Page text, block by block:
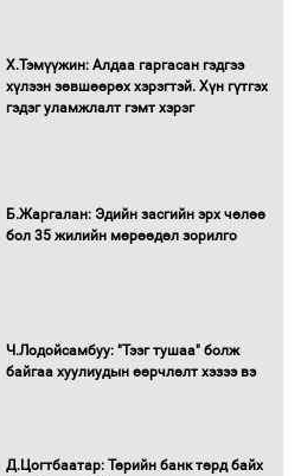
Санхүүгийн хэмнэлтийн горимд эрүүл
мэндийн салбар хамаарахгүй
Нөөцийн махны худалдаа,
борлуулалтыг нээлттэй ил тод
Монгол Улс “COP17”-д “Тал хээрийн
төлөвлөгөө”-гөө танилцуулна
Х.Тэмүүжин: Алдаа гаргасан гэдгээ
хүлээн зөвшөөрөх хэрэгтэй. Хүн гүтгэх
гэдэг уламжлалт гэмт хэрэг
Б.Жаргалан: Эдийн засгийн эрх чөлөө
бол 35 жилийн мөрөөдөл зорилго
Ч.Лодойсамбуу: "Тээг тушаа" болж
байгаа хуулиудын өөрчлөлт хэзээ вэ
Д.Цогтбаатар: Төрийн банк төрд байх